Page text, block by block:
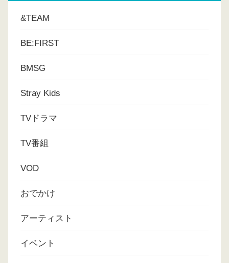
&TEAM
BE:FIRST
BMSG
Stray Kids
TVドラマ
TV番組
VOD
おでかけ
アーティスト
イベント